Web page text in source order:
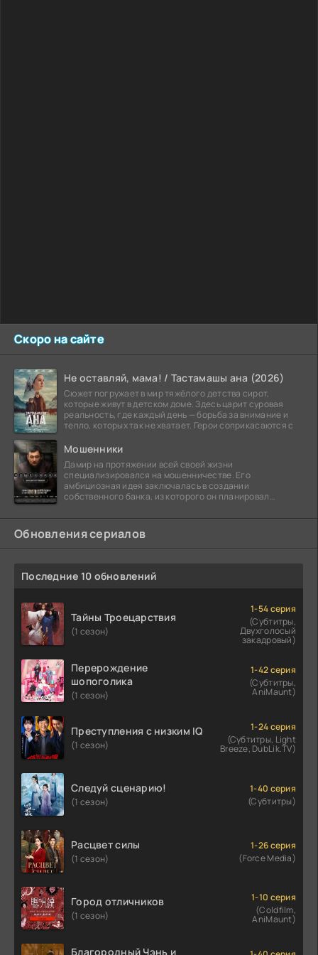
Скоро на сайте
Не оставляй, мама! / Тастамашы ана (2026)
Сюжет погружает в мир тяжёлого детства сирот,
которые живут в детском доме. Здесь царит суровая
реальность, где каждый день — борьба за внимание и
тепло, которых так не хватает. Герои соприкасаются с
Мошенники
Дамир на протяжении всей своей жизни
специализировался на мошенничестве. Его
амбициозная идея заключалась в создании
собственного банка, из которого он планировал
Обновления сериалов
Последние 10 обновлений
Тайны Троецарствия
(1 сезон)
1-54 серия
(Субтитры,
Двухголосый
закадровый)
Перерождение
шопоголика
(1 сезон)
1-42 серия
(Субтитры,
AniMaunt)
Преступления с низким IQ
(1 сезон)
1-24 серия
(Субтитры, Light
Breeze, DubLik.TV)
Следуй сценарию!
(1 сезон)
1-40 серия
(Субтитры)
Расцвет силы
(1 сезон)
1-26 серия
(Force Media)
Город отличников
(1 сезон)
1-10 серия
(Coldfilm,
AniMaunt)
Благородный Чэнь и